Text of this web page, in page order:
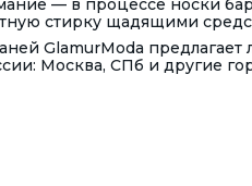
— в процессе носки
стирку щадящими
GlamurModa
Москва, СПб и другие